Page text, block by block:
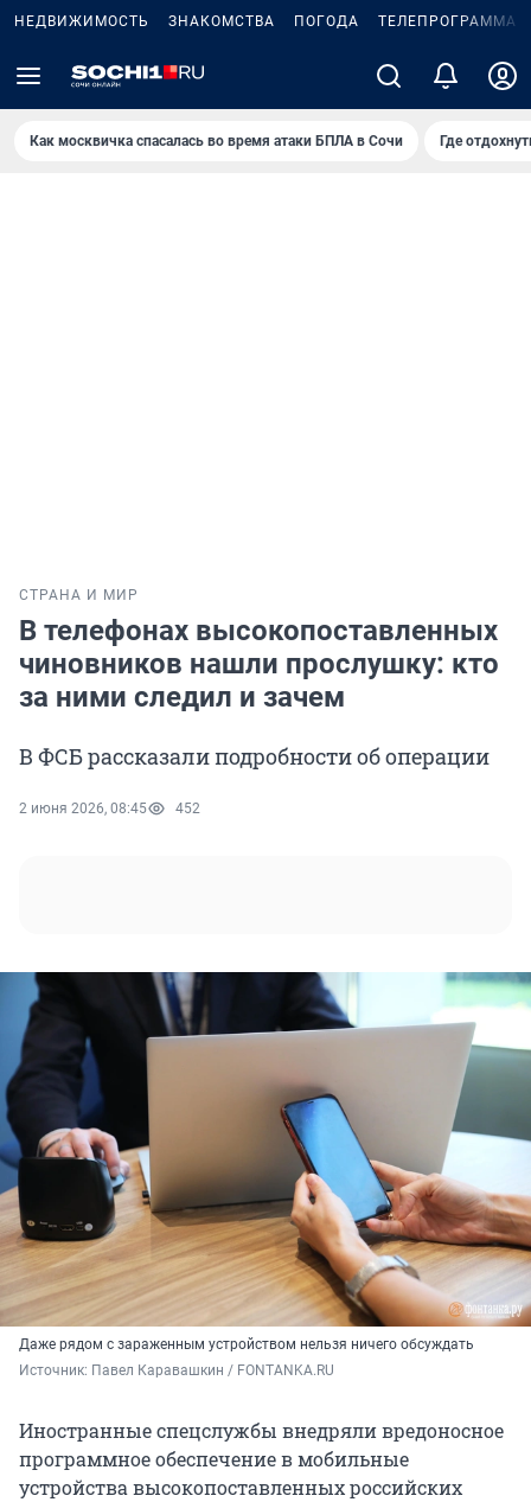
НЕДВИЖИМОСТЬ ЗНАКОМСТВА ПОГОДА ТЕЛЕПРОГРАММА
Как москвичка спасалась во время атаки БПЛА в Сочи Где
СТРАНА И МИР
В телефонах высокопоставленных
чиновников нашли прослушку: кто
за ними следил и зачем
В ФСБ рассказали подробности об операции
2 июня 2026, 08:45 452
Даже рядом с зараженным устройством нельзя ничего обсуждать
Источник: Павел Каравашкин / FONTANKA.RU
Иностранные спецслужбы внедряли вредоносное
программное обеспечение в мобильные
устройства высокопоставленных российских